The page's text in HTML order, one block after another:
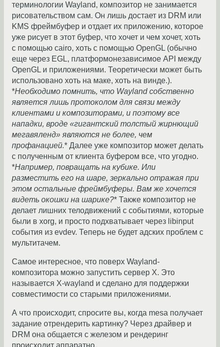
терминологии Wayland, композитор не занимается
рисовательством сам. Он лишь достает из DRM или
KMS фреймбуфер и отдает их приложению, которое
уже рисует в этот буфер, что хочет и чем хочет, хоть
с помощью cairo, хоть с помощью OpenGL (обычно
еще через EGL, платформонезависимое API между
OpenGL и приложениями. Теоретически может быть
использовано хоть на маке, хоть на винде.).
*Необходимо помнить, что Wayland собственно
является лишь протоколом для связи между
клиентами и композиторами, и поэтому все
нападки, вроде «гигантский толстый жирнющий
мегавяленд» являются не более, чем
профанацией.* Далее уже композитор может делать
с полученным от клиента буфером все, что угодно.
*Например, повращать на кубике. Или
разместить его на шаре, зеркально отражая при
этом остальные фреймбуферы. Вам же хочется
видеть окошки на шарике?* Также композитор не
делает лишних телодвижений с событиями, которые
были в xorg, и просто подхватывает через libinput
события из evdev. Теперь не будет адских проблем с
мультитачем.
Самое интересное, что поверх Wayland-
композитора можно запустить сервер X. Это
называется X-wayland и сделано для поддержки
совместимости со старыми приложениями.
А что происходит, спросите вы, когда mesa получает
задание отрендерить картинку? Через драйвер и
DRM она общается с железом и рендеринг